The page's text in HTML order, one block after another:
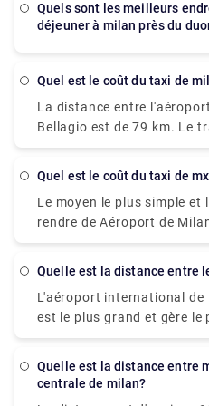
destination. Vous pouvez
Milan à Venise, ce qui ne
de vos vacances.
coûterait environ 550 ₹ -
minutes. Il n'y a pas de
jusqu'à Aéroport de Milan
voiture si vous prévoyez
bus et train qui dure 54
quels sont les meilleurs endroits pour prendre le petit
déjeuner à milan près du
Quel est le coût du taxi de
La distance entre
Bellagio est de 79 km. Le
19,80 € et dure 3 heures
35 minutes. La distance
Quel est le coût du taxi de
Le moyen le plus simple et
rendre de Aéroport de
de Milan-Centrale est de
train relient le Terminal 1
Malpensa Express et
disponibles. Le Malpensa
environ 50 minutes, il
minutes. Il vous conduira
Cadorna ou Milan Porta
Quelle est la distance entre
L'aéroport international de
est le plus grand et gère le
vols internationaux long-
dessert principalement
Quelle est la distance entre malpensa et la gare
centrale de milan?